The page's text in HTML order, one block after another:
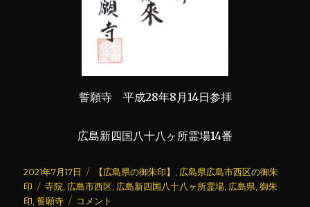
誓願寺 平成28年8月14日参拝
広島新四国八十八ヶ所霊場14番
投
稿
日:
2021年7月17日
カ
テ
ゴ
【広島県の御朱印】
広島県広島市西区の御朱
印
タ
グ
寺院 広島市西区 広島新四国八十八ヶ所霊場 広島県 ,御朱
印 ,誓願寺
誓
コメント